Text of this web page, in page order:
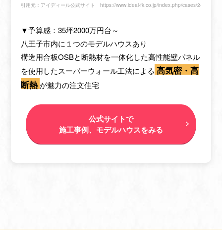
引用元：アイディール公式サイトhttps://www.ideal-fk.co.jp/index.php/cases/2-
▼予算感：35坪2000万円台～
八王子市内に１つのモデルハウスあり
構造用合板OSBと断熱材を一体化した高性能壁パネル
を使用したスーパーウォール工法による 高気密・高
断熱 が魅力の注文住宅
公式サイトで
施工事例、モデルハウスをみる